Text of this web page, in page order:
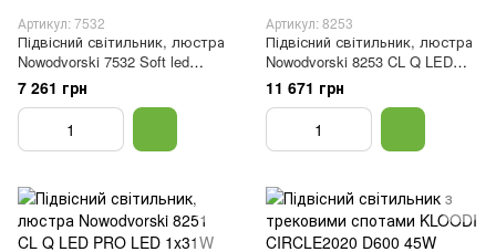
Артикул: 7532
Підвісний світильник, люстра
Nowodvorski 7532 Soft led
T8LED 2x16W 3000K 4600Lm
IP20 Графітовий
7 261 грн
Артикул: 8253
Підвісний світильник, люстра
Nowodvorski 8253 CL Q LED
PRO LED 1x31W 3000K 2911Lm
IP20 Білий
11 671 грн